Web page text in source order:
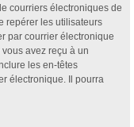
courriers électroniques de
repérer les utilisateurs
par courrier électronique
avez reçu à un
les en-têtes
électronique. Il pourra